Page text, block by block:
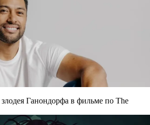
Ганондорфа в фильме по The